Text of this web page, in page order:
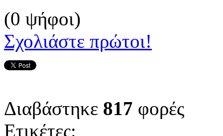
(0 ψήφοι)
Σχολιάστε πρώτοι!
Διαβάστηκε 817 φορές
Ετικέτες: